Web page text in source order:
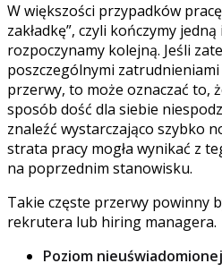
W większości przypadków
zakładkę”, czyli kończymy
rozpoczynamy kolejną. Jeśli
poszczególnymi
przerwy, to może oznaczać to,
sposób dość dla siebie
znaleźć wystarczająco szybko
strata pracy mogła wynikać z
na poprzednim stanowisku.
Takie częste przerwy powinny
rekrutera lub hiring managera.
Poziom